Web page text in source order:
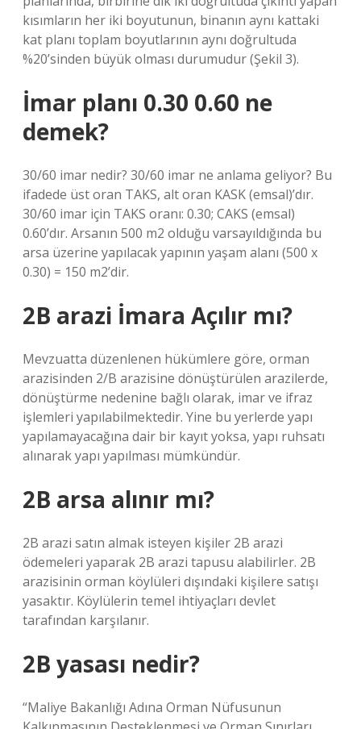
kısımların her iki boyutunun, binanın aynı kattaki
kat planı toplam boyutlarının aynı doğrultuda
%20’sinden büyük olması durumudur (Şekil 3).
İmar planı 0.30 0.60 ne
demek?
30/60 imar nedir? 30/60 imar ne anlama geliyor? Bu
ifadede üst oran TAKS, alt oran KASK (emsal)’dır.
30/60 imar için TAKS oranı: 0.30; CAKS (emsal)
0.60’dır. Arsanın 500 m2 olduğu varsayıldığında bu
arsa üzerine yapılacak yapının yaşam alanı (500 x
0.30) = 150 m2’dir.
2B arazi İmara Açılır mı?
Mevzuatta düzenlenen hükümlere göre, orman
arazisinden 2/B arazisine dönüştürülen arazilerde,
dönüştürme nedenine bağlı olarak, imar ve ifraz
işlemleri yapılabilmektedir. Yine bu yerlerde yapı
yapılamayacağına dair bir kayıt yoksa, yapı ruhsatı
alınarak yapı yapılması mümkündür.
2B arsa alınır mı?
2B arazi satın almak isteyen kişiler 2B arazi
ödemeleri yaparak 2B arazi tapusu alabilirler. 2B
arazisinin orman köylüleri dışındaki kişilere satışı
yasaktır. Köylülerin temel ihtiyaçları devlet
tarafından karşılanır.
2B yasası nedir?
“Maliye Bakanlığı Adına Orman Nüfusunun